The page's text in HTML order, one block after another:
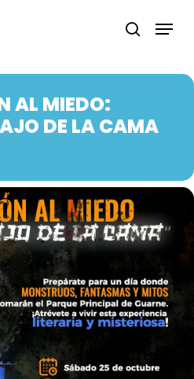
search
AL MIEDO:
DE LA CAMA